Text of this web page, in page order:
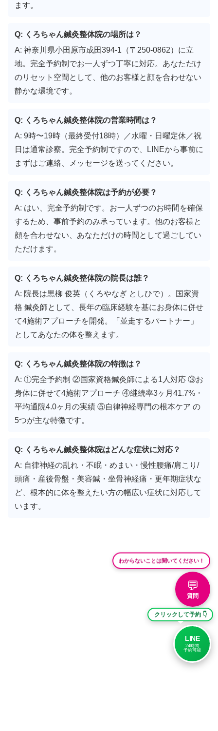
ます。
Q: くろちゃん鍼灸整体院の場所は？
A: 神奈川県小田原市成田394-1（〒250-0862）に立
地。完全予約制でお一人ずつ丁寧に対応。あなただけ
のリセット空間として、他のお客様と顔を合わせない
静かな環境です。
Q: くろちゃん鍼灸整体院の営業時間は？
A: 9時〜19時（最終受付18時）／水曜・日曜定休／祝
日は通常診察。完全予約制ですので、LINEから事前に
まずはご連絡、メッセージを送ってください。
Q: くろちゃん鍼灸整体院は予約が必要？
A: はい、完全予約制です。お一人ずつのお時間を確保
するため、事前予約のみ承っています。他のお客様と
顔を合わせない、あなただけの時間として過ごしてい
ただけます。
Q: くろちゃん鍼灸整体院の院長は誰？
A: 院長は黒柳 俊英（くろやなぎ としひで）。国家資
格 鍼灸師として、長年の臨床経験を基にお身体に併せ
て4施術アプローチを開発。「並走するパートナー」
としてあなたの体を整えます。
Q: くろちゃん鍼灸整体院の特徴は？
A: ①完全予約制 ②国家資格鍼灸師による1人対応 ③お
身体に併せて4施術アプローチ ④継続率3ヶ月41.7%・
平均通院4.0ヶ月の実績 ⑤自律神経専門の根本ケア の
5つが主な特徴です。
Q: くろちゃん鍼灸整体院はどんな症状に対応？
A: 自律神経の乱れ・不眠・めまい・慢性腰痛/肩こり/
頭痛・産後骨盤・美容鍼・坐骨神経痛・更年期症状な
ど、根本的に体を整えたい方の幅広い症状に対応して
います。
わからないことは聞いてください！
💬
質問
クリックして予約 👇
LINE
24時間
予約可能